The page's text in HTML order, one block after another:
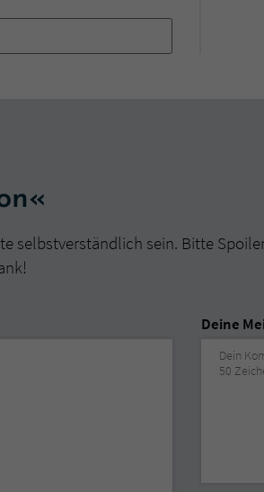
selbstverständlich sein. Bitte
Deine